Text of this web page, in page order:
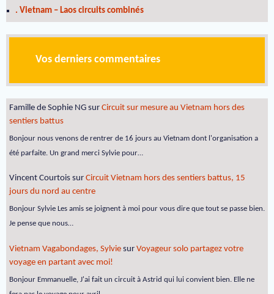
. Vietnam – Laos circuits combinés
Vos derniers commentaires
Famille de Sophie NG sur Circuit sur mesure au Vietnam hors des
sentiers battus
Bonjour nous venons de rentrer de 16 jours au Vietnam dont l'organisation a
été parfaite. Un grand merci Sylvie pour…
Vincent Courtois sur Circuit Vietnam hors des sentiers battus, 15
jours du nord au centre
Bonjour Sylvie Les amis se joignent à moi pour vous dire que tout se passe bien.
Je pense que nous…
Vietnam Vagabondages, Sylvie sur Voyageur solo partagez votre
voyage en partant avec moi!
Bonjour Emmanuelle, J'ai fait un circuit à Astrid qui lui convient bien. Elle ne